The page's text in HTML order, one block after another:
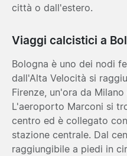
città o dall'estero.
Viaggi calcistici a
Bologna è uno dei nodi
dall'Alta Velocità si
Firenze, un'ora da
L'aeroporto Marconi si
centro ed è collegato
stazione centrale. Dal
raggiungibile a piedi in